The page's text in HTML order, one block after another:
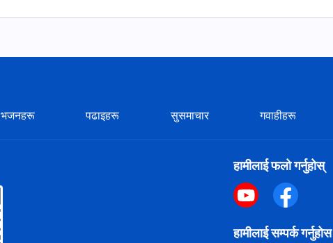
भजनहरू पढाइहरू सुसमाचार गवाहीहरू
हामीलाई फलो गर्नुहोस्
हामीलाई सम्पर्क गर्नुहोस